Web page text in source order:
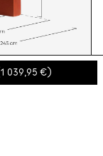
1 039,95 )